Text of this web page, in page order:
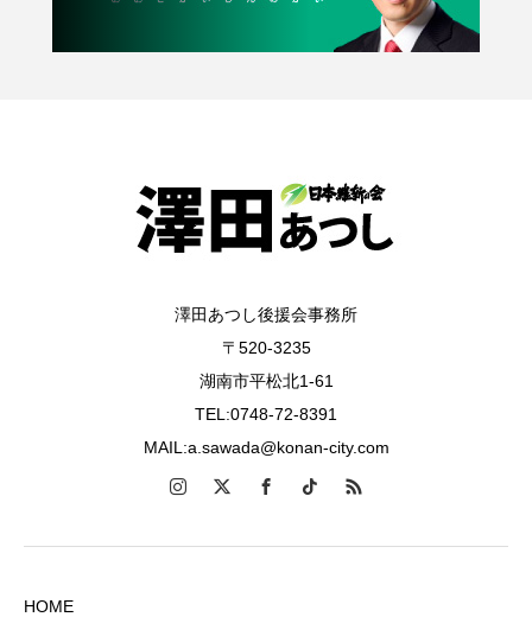
澤田あつし後援会事務所
〒520-3235
湖南市平松北1-61
TEL:0748-72-8391
MAIL:a.sawada@konan-city.com
HOME